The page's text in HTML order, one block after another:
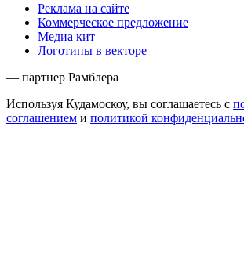
Реклама на сайте
Коммерческое предложение
Медиа кит
Логотипы в векторе
— партнер Рамблера
Используя Кудамоскоу, вы соглашаетесь с
соглашением и политикой